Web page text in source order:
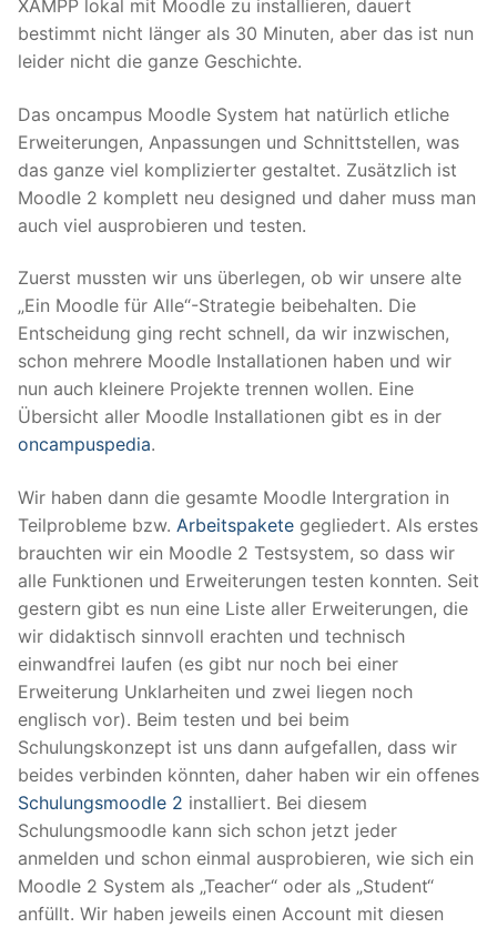
XAMPP lokal mit Moodle zu installieren, dauert
bestimmt nicht länger als 30 Minuten, aber das ist nun
leider nicht die ganze Geschichte.
Das oncampus Moodle System hat natürlich etliche
Erweiterungen, Anpassungen und Schnittstellen, was
das ganze viel komplizierter gestaltet. Zusätzlich ist
Moodle 2 komplett neu designed und daher muss man
auch viel ausprobieren und testen.
Zuerst mussten wir uns überlegen, ob wir unsere alte
„Ein Moodle für Alle“-Strategie beibehalten. Die
Entscheidung ging recht schnell, da wir inzwischen,
schon mehrere Moodle Installationen haben und wir
nun auch kleinere Projekte trennen wollen. Eine
Übersicht aller Moodle Installationen gibt es in der
oncampuspedia.
Wir haben dann die gesamte Moodle Intergration in
Teilprobleme bzw. Arbeitspakete gegliedert. Als erstes
brauchten wir ein Moodle 2 Testsystem, so dass wir
alle Funktionen und Erweiterungen testen konnten. Seit
gestern gibt es nun eine Liste aller Erweiterungen, die
wir didaktisch sinnvoll erachten und technisch
einwandfrei laufen (es gibt nur noch bei einer
Erweiterung Unklarheiten und zwei liegen noch
englisch vor). Beim testen und bei beim
Schulungskonzept ist uns dann aufgefallen, dass wir
beides verbinden könnten, daher haben wir ein offenes
Schulungsmoodle 2 installiert. Bei diesem
Schulungsmoodle kann sich schon jetzt jeder
anmelden und schon einmal ausprobieren, wie sich ein
Moodle 2 System als „Teacher“ oder als „Student“
anfüllt. Wir haben jeweils einen Account mit diesen